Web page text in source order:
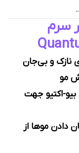
سرم
نازک و بی‌جان
مو
بیو-اکتیو جهت
دادن موها از